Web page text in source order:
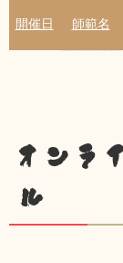
開催日 師範名
オンラ
ル